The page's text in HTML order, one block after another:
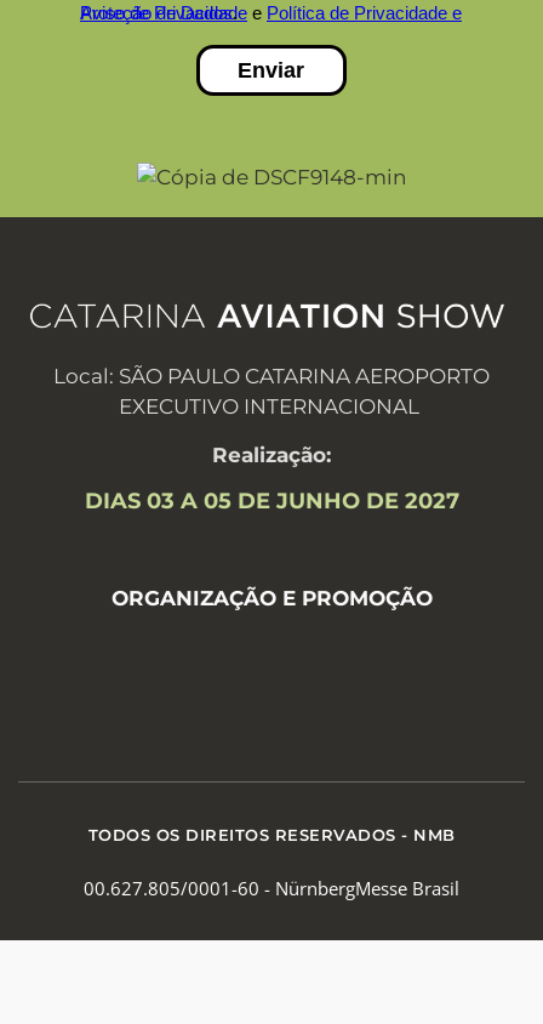
Local: SÃO PAULO CATARINA AEROPORTO
EXECUTIVO INTERNACIONAL
Realização:
DIAS 03 A 05 DE JUNHO DE 2027
ORGANIZAÇÃO E PROMOÇÃO
TODOS OS DIREITOS RESERVADOS - NMB
00.627.805/0001-60 - NürnbergMesse Brasil